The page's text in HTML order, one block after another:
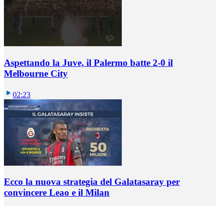
Aspettando la Juve, il Palermo batte 2-0 il
Melbourne City
02:23
Ecco la nuova strategia del Galatasaray per
convincere Leao e il Milan